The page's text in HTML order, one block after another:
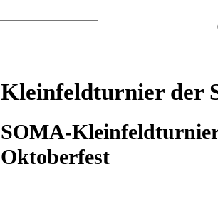
Kleinfeldturnier der
SOMA-
Oktoberfest